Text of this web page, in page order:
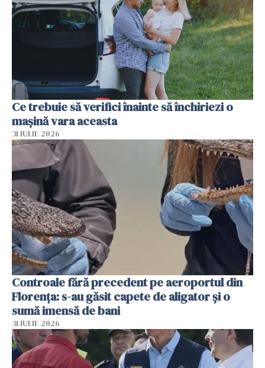
Ce trebuie să verifici înainte să închiriezi o
mașină vara aceasta
31 IULIE 2026
Controale fără precedent pe aeroportul din
Florența: s-au găsit capete de aligator și o
sumă imensă de bani
31 IULIE 2026